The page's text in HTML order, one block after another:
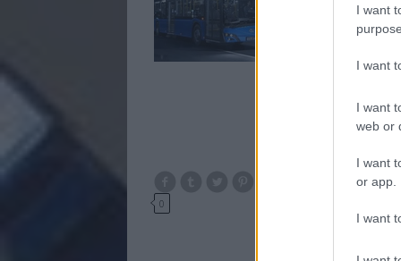
I want
I want
I want
web or
I want
or app.
I want
0